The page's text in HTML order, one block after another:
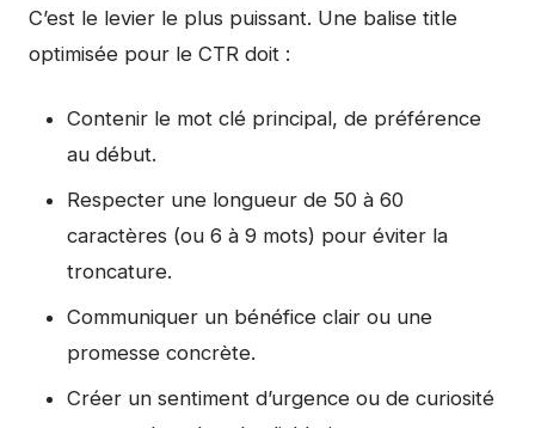
C’est le levier le plus puissant. Une balise title
optimisée pour le CTR doit :
Contenir le mot clé principal, de préférence
au début.
Respecter une longueur de 50 à 60
caractères (ou 6 à 9 mots) pour éviter la
troncature.
Communiquer un bénéfice clair ou une
promesse concrète.
Créer un sentiment d’urgence ou de curiosité